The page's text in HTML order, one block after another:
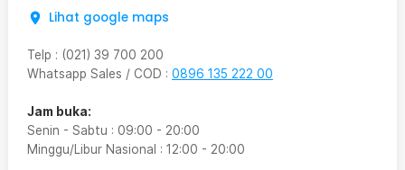
Lihat google maps
Telp : (021) 39 700 200
Whatsapp Sales / COD : 0896 135 222 00
Jam buka:
Senin - Sabtu : 09:00 - 20:00
Minggu/Libur Nasional : 12:00 - 20:00